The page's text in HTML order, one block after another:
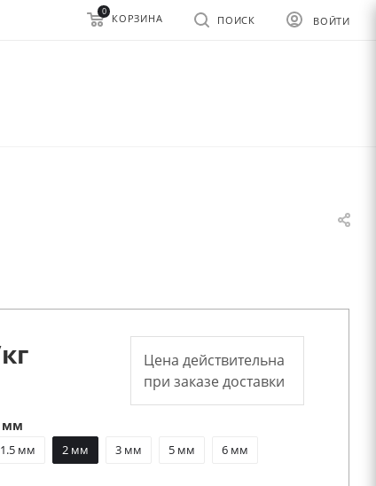
ВОЙТИ
ПОИСК
0
КОРЗИНА
Цена действительна
при заказе доставки
мм
1.5 мм 2 мм 3 мм 5 мм 6 мм